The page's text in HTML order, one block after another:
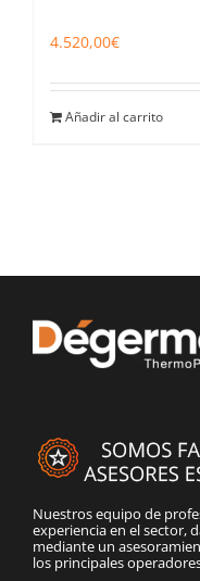
4.520,00€
Añadir al carrito
Nuestros equipo de
experiencia en el sector,
mediante un
los principales